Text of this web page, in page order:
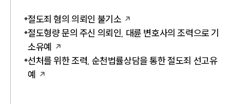
절도죄 혐의 의뢰인 불기소
절도형량 문의 주신 의뢰인, 대륜 변호사의 조력으로 기
소유예
선처를 위한 조력, 순천법률상담을 통한 절도죄 선고유
예